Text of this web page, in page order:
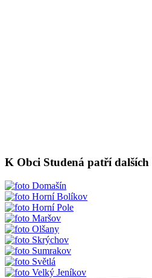
K Obci Studená patří dalších
Domašín
Horní Bolíkov
Horní Pole
Maršov
Olšany
Skrýchov
Sumrakov
Světlá
Velký Jeníkov